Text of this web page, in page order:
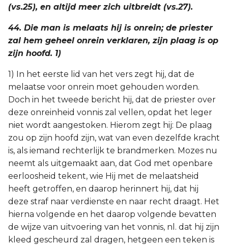
(vs.25), en altijd meer zich uitbreidt (vs.27).
44. Die man is melaats hij is onrein; de priester
zal hem geheel onrein verklaren, zijn plaag is op
zijn hoofd. 1)
1) In het eerste lid van het vers zegt hij, dat de
melaatse voor onrein moet gehouden worden.
Doch in het tweede bericht hij, dat de priester over
deze onreinheid vonnis zal vellen, opdat het leger
niet wordt aangestoken. Hierom zegt hij: De plaag
zou op zijn hoofd zijn, wat van even dezelfde kracht
is, als iemand rechterlijk te brandmerken. Mozes nu
neemt als uitgemaakt aan, dat God met openbare
eerloosheid tekent, wie Hij met de melaatsheid
heeft getroffen, en daarop herinnert hij, dat hij
deze straf naar verdienste en naar recht draagt. Het
hierna volgende en het daarop volgende bevatten
de wijze van uitvoering van het vonnis, nl. dat hij zijn
kleed gescheurd zal dragen, hetgeen een teken is